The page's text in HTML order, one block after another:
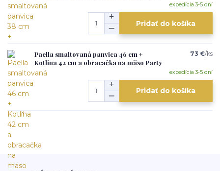
expedícia 3-5 dní
Pridať do košíka
Paella smaltovaná panvica 46 cm +
Kotlina 42 cm a obracačka na mäso Party
73 €/ks
expedícia 3-5 dní
Pridať do košíka